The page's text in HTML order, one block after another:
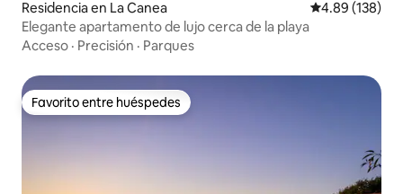
Residencia en La Canea Calificación
4.89 (138)
Elegante apartamento de lujo cerca de la playa
Acceso · Precisión · Parques
Favorito entre huéspedes
Favorito entre huéspedes